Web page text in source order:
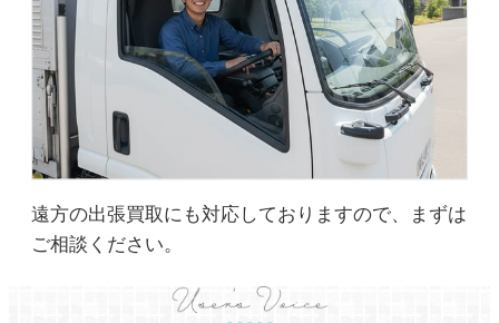
遠方の出張買取にも対応しておりますので、まずは
ご相談ください。